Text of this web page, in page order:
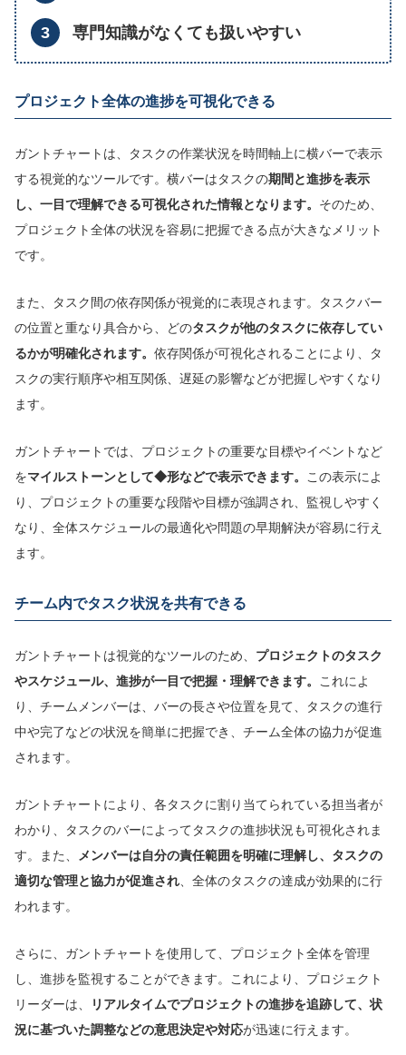
専門知識がなくても扱いやすい
プロジェクト全体の進捗を可視化できる
ガントチャートは、タスクの作業状況を時間軸上に横バーで表示
する視覚的なツールです。横バーはタスクの期間と進捗を表示
し、一目で理解できる可視化された情報となります。 そのため、
プロジェクト全体の状況を容易に把握できる点が大きなメリット
です。
また、タスク間の依存関係が視覚的に表現されます。タスクバー
の位置と重なり具合から、どのタスクが他のタスクに依存してい
るかが明確化されます。 依存関係が可視化されることにより、タ
スクの実行順序や相互関係、遅延の影響などが把握しやすくなり
ます。
ガントチャートでは、プロジェクトの重要な目標やイベントなど
をマイルストーンとして◆形などで表示できます。
この表示によ
り、プロジェクトの重要な段階や目標が強調され、監視しやすく
なり、全体スケジュールの最適化や問題の早期解決が容易に行え
ます。
チーム内でタスク状況を共有できる
ガントチャートは視覚的なツールのため、 プロジェクトのタスク
やスケジュール、進捗が一目で把握・理解できます。
これによ
り、チームメンバーは、バーの長さや位置を見て、タスクの進行
中や完了などの状況を簡単に把握でき、チーム全体の協力が促進
されます。
ガントチャートにより、各タスクに割り当てられている担当者が
わかり、タスクのバーによってタスクの進捗状況も可視化されま
す。また、
メンバーは自分の責任範囲を明確に理解し、タスクの
適切な管理と協力が促進され 、全体のタスクの達成が効果的に行
われます。
さらに、ガントチャートを使用して、プロジェクト全体を管理
し、進捗を監視することができます。これにより、プロジェクト
リーダーは、
リアルタイムでプロジェクトの進捗を追跡して、状
況に基づいた調整などの意思決定や対応が迅速に行えます。